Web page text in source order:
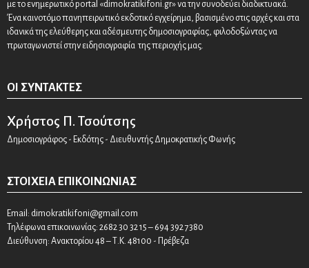
με το ενημερωτικό portal «dimokratikifoni.gr» να την συνοδεύει διαδικτυακά.
Ένα καινοτόμο πανηπειρωτικό εκδοτικό εγχείρημα, βασισμένο στις αρχές και στα
ιδανικά της ελεύθερης και αδέσμευτης δημοσιογραφίας, φιλοδοξώντας να
πρωταγωνιστεί στην ειδησιογραφία της περιοχής μας.
ΟΙ ΣΥΝΤΆΚΤΕΣ
Χρήστος Π. Τσούτσης
Δημοσιογράφος - Εκδότης - Διευθυντής Δημοκρατικής Φωνής
ΣΤΟΙΧΕΊΑ ΕΠΙΚΟΙΝΩΝΊΑΣ
Email: dimokratikifoni@gmail.com
Τηλέφωνα επικοινωνίας: 2682 30 32 15 – 694 392 7380
Διεύθυνση: Ανακτορίου 48 – Τ.Κ. 48100 - Πρέβεζα